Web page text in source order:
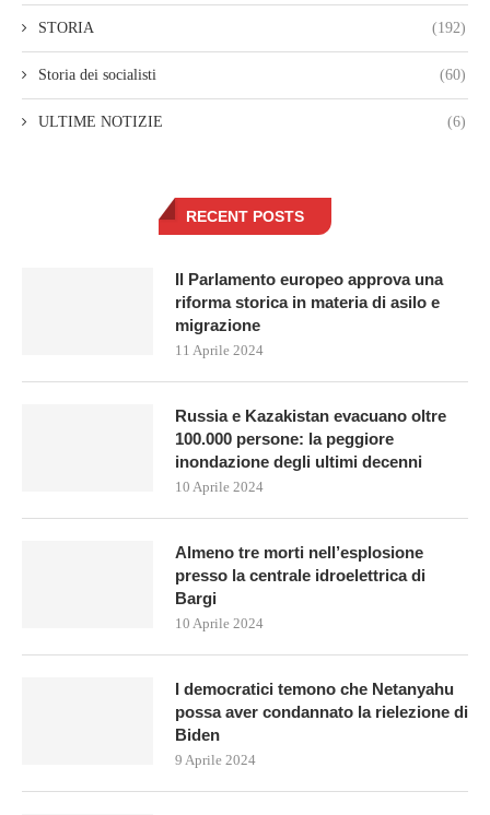
STORIA (192)
Storia dei socialisti (60)
ULTIME NOTIZIE (6)
RECENT POSTS
Il Parlamento europeo approva una
riforma storica in materia di asilo e
migrazione
11 Aprile 2024
Russia e Kazakistan evacuano oltre
100.000 persone: la peggiore
inondazione degli ultimi decenni
10 Aprile 2024
Almeno tre morti nell’esplosione
presso la centrale idroelettrica di
Bargi
10 Aprile 2024
I democratici temono che Netanyahu
possa aver condannato la rielezione di
Biden
9 Aprile 2024